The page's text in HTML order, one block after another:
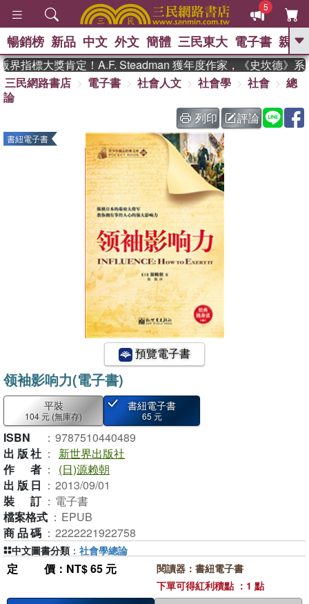
5
GO
熱搜： 東野圭吾 、 高希均教授回憶錄
史是一群喵 、 暑期推薦 、 國際布克
獎 臺灣漫遊錄 、 方念華 、 台灣的李
登輝時代 、 數學女孩：黎曼猜想
偉大的迷走神經
暢銷榜 新品 中文 外文 簡體 三民東大 電子書 親子
指標大獎肯定！A.F. Steadman 獲年度作家，《史坎德》系
三民網路書店
電子書 社會人文 社會學 社會
總
論
列印
評論
書紐電子書
預覽電子書
领袖影响力(電子書)
平裝
104 元 (無庫存)
書紐電子書
65 元
ISBN ： 9787510440489
出版社 ：
新世界出版社
作者 ：
(日)源赖朝
出版日 ： 2013/09/01
裝訂 ： 電子書
檔案格式 ： EPUB
商品碼 ： 2222221922758
定價 ：NT$ 65 元
閱讀器：書紐電子書
下單可得紅利積點 ：1 點
中文圖書分類 ： 社會學總論